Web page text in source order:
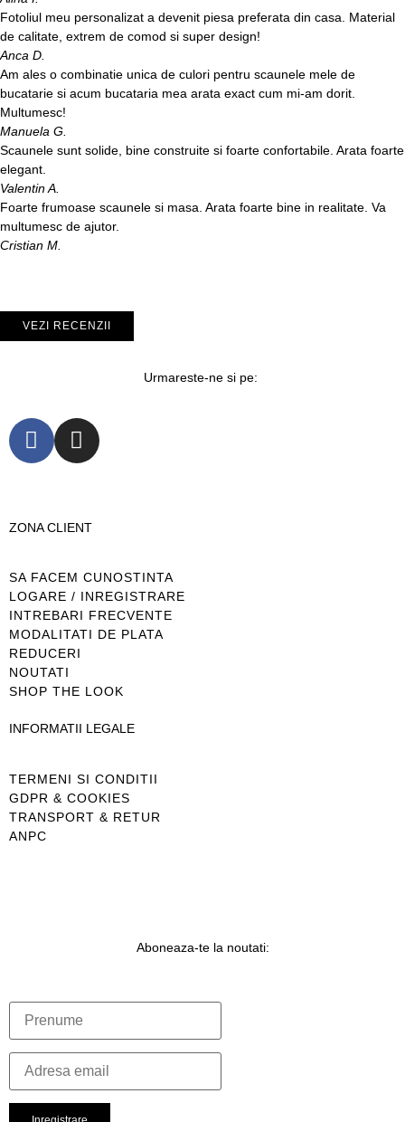
Fotoliul meu personalizat a devenit piesa preferata din casa. Material
de calitate, extrem de comod si super design!
Anca D.
Am ales o combinatie unica de culori pentru scaunele mele de
bucatarie si acum bucataria mea arata exact cum mi-am dorit.
Multumesc!
Manuela G.
Scaunele sunt solide, bine construite si foarte confortabile. Arata foarte
elegant.
Valentin A.
Foarte frumoase scaunele si masa. Arata foarte bine in realitate. Va
multumesc de ajutor.
Cristian M.
VEZI RECENZII
Urmareste-ne si pe:
ZONA CLIENT
SA FACEM CUNOSTINTA
LOGARE / INREGISTRARE
INTREBARI FRECVENTE
MODALITATI DE PLATA
REDUCERI
NOUTATI
SHOP THE LOOK
INFORMATII LEGALE
TERMENI SI CONDITII
GDPR & COOKIES
TRANSPORT & RETUR
ANPC
Aboneaza-te la noutati: